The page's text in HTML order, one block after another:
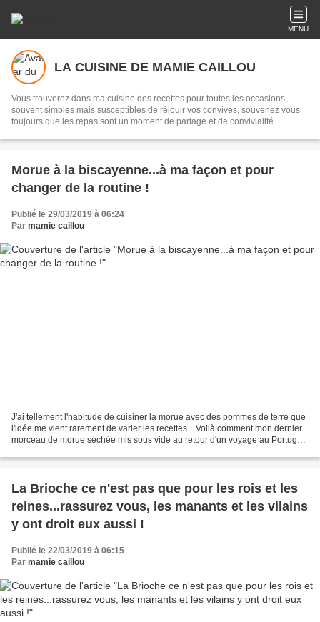
MENU
LA CUISINE DE MAMIE CAILLOU
Vous trouverez dans ma cuisine des recettes pour toutes les occasions,
souvent simples mais susceptibles de réjouir vos convives, souvenez vous
toujours que les repas sont un moment de partage et de convivialité.
Morue à la biscayenne...à ma façon et pour
changer de la routine !
Publié le 29/03/2019 à 06:24
Par mamie caillou
J'ai tellement l'habitude de cuisiner la morue avec des pommes de terre que
l'idée me vient rarement de varier les recettes... Voilà comment mon dernier
morceau de morue séchée mis sous vide au retour d'un voyage au Portugal,
La Brioche ce n'est pas que pour les rois et les
reines...rassurez vous, les manants et les vilains
y ont droit eux aussi !
Publié le 22/03/2019 à 06:15
Par mamie caillou